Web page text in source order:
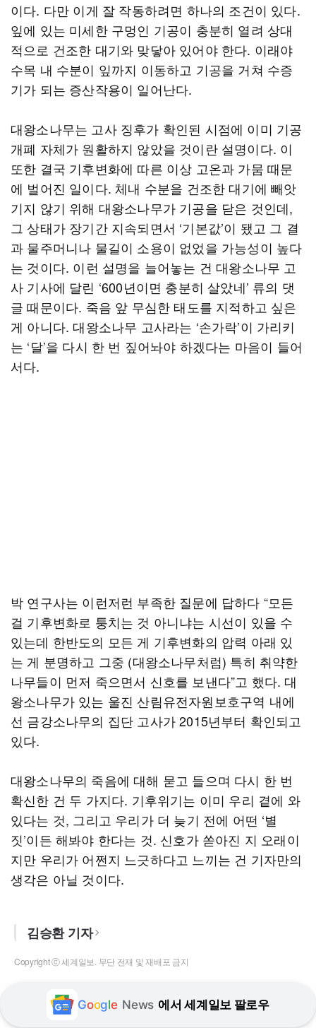
이다. 다만 이게 잘 작동하려면 하나의 조건이 있다.
잎에 있는 미세한 구멍인 기공이 충분히 열려 상대
적으로 건조한 대기와 맞닿아 있어야 한다. 이래야
수목 내 수분이 잎까지 이동하고 기공을 거쳐 수증
기가 되는 증산작용이 일어난다.
대왕소나무는 고사 징후가 확인된 시점에 이미 기공
개폐 자체가 원활하지 않았을 것이란 설명이다. 이
또한 결국 기후변화에 따른 이상 고온과 가뭄 때문
에 벌어진 일이다. 체내 수분을 건조한 대기에 빼앗
기지 않기 위해 대왕소나무가 기공을 닫은 것인데,
그 상태가 장기간 지속되면서 ‘기본값’이 됐고 그 결
과 물주머니나 물길이 소용이 없었을 가능성이 높다
는 것이다. 이런 설명을 늘어놓는 건 대왕소나무 고
사 기사에 달린 ‘600년이면 충분히 살았네’ 류의 댓
글 때문이다. 죽음 앞 무심한 태도를 지적하고 싶은
게 아니다. 대왕소나무 고사라는 ‘손가락’이 가리키
는 ‘달’을 다시 한 번 짚어놔야 하겠다는 마음이 들어
서다.
박 연구사는 이런저런 부족한 질문에 답하다 “모든
걸 기후변화로 퉁치는 것 아니냐는 시선이 있을 수
있는데 한반도의 모든 게 기후변화의 압력 아래 있
는 게 분명하고 그중 (대왕소나무처럼) 특히 취약한
나무들이 먼저 죽으면서 신호를 보낸다”고 했다. 대
왕소나무가 있는 울진 산림유전자원보호구역 내에
선 금강소나무의 집단 고사가 2015년부터 확인되고
있다.
대왕소나무의 죽음에 대해 묻고 들으며 다시 한 번
확신한 건 두 가지다. 기후위기는 이미 우리 곁에 와
있다는 것, 그리고 우리가 더 늦기 전에 어떤 ‘별
짓’이든 해봐야 한다는 것. 신호가 쏟아진 지 오래이
지만 우리가 어쩐지 느긋하다고 느끼는 건 기자만의
생각은 아닐 것이다.
김승환 기자
Copyright ⓒ 세계일보. 무단 전재 및 재배포 금지
Google News 에서 세계일보 팔로우